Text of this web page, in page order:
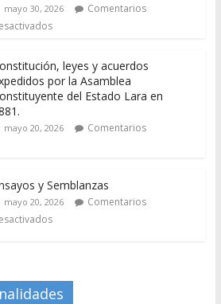
mayo 30, 2026
Comentarios
leyes y acuerdos
por la Asamblea
del Estado Lara en
mayo 20, 2026
Comentarios
y Semblanzas
mayo 20, 2026
Comentarios